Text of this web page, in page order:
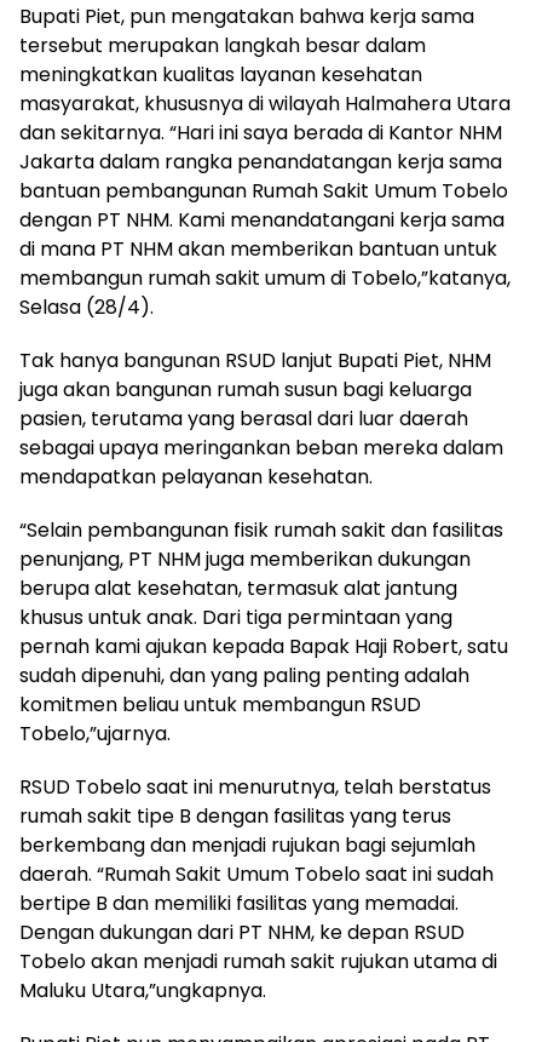
Bupati Piet, pun mengatakan bahwa kerja sama
tersebut merupakan langkah besar dalam
meningkatkan kualitas layanan kesehatan
masyarakat, khususnya di wilayah Halmahera Utara
dan sekitarnya. “Hari ini saya berada di Kantor NHM
Jakarta dalam rangka penandatangan kerja sama
bantuan pembangunan Rumah Sakit Umum Tobelo
dengan PT NHM. Kami menandatangani kerja sama
di mana PT NHM akan memberikan bantuan untuk
membangun rumah sakit umum di Tobelo,”katanya,
Selasa (28/4).
Tak hanya bangunan RSUD lanjut Bupati Piet, NHM
juga akan bangunan rumah susun bagi keluarga
pasien, terutama yang berasal dari luar daerah
sebagai upaya meringankan beban mereka dalam
mendapatkan pelayanan kesehatan.
“Selain pembangunan fisik rumah sakit dan fasilitas
penunjang, PT NHM juga memberikan dukungan
berupa alat kesehatan, termasuk alat jantung
khusus untuk anak. Dari tiga permintaan yang
pernah kami ajukan kepada Bapak Haji Robert, satu
sudah dipenuhi, dan yang paling penting adalah
komitmen beliau untuk membangun RSUD
Tobelo,”ujarnya.
RSUD Tobelo saat ini menurutnya, telah berstatus
rumah sakit tipe B dengan fasilitas yang terus
berkembang dan menjadi rujukan bagi sejumlah
daerah. “Rumah Sakit Umum Tobelo saat ini sudah
bertipe B dan memiliki fasilitas yang memadai.
Dengan dukungan dari PT NHM, ke depan RSUD
Tobelo akan menjadi rumah sakit rujukan utama di
Maluku Utara,”ungkapnya.